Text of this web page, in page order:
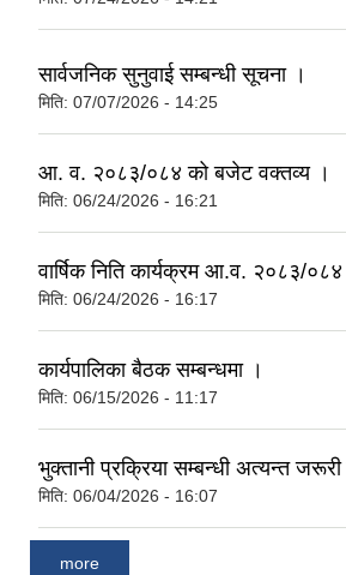
सार्वजनिक सुनुवाई सम्बन्धी सूचना ।
मिति: 07/07/2026 - 14:25
आ. व. २०८३/०८४ को बजेट वक्तव्य ।
मिति: 06/24/2026 - 16:21
वार्षिक निति कार्यक्रम आ.व. २०८३/०८४
मिति: 06/24/2026 - 16:17
कार्यपालिका बैठक सम्बन्धमा ।
मिति: 06/15/2026 - 11:17
भुक्तानी प्रक्रिया सम्बन्धी अत्यन्त
मिति: 06/04/2026 - 16:07
more